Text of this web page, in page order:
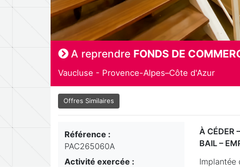
A reprendre FONDS DE
Vaucluse - Provence-Alpes–Côte d'Azur
Offres Similaires
Référence :
PAC265060A
Activité exercée :
À CÉDER
BAIL –
Implantée